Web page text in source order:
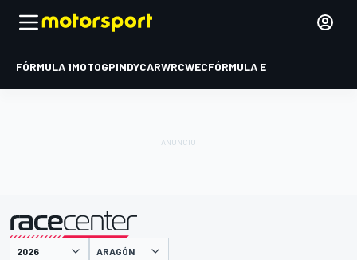
FÓRMULA 1MOTOGPINDYCARWRCWECFÓRMULA E
presentado por ARAGÓN